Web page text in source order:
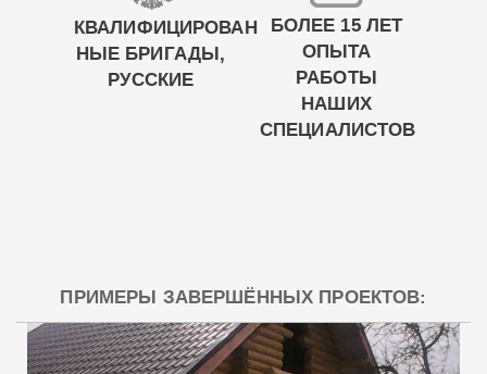
КВАЛИФИЦИРОВАН
НЫЕ БРИГАДЫ,
РУССКИЕ
БОЛЕЕ 15 ЛЕТ
ОПЫТА
РАБОТЫ
НАШИХ
СПЕЦИАЛИСТОВ
ПРИМЕРЫ ЗАВЕРШЁННЫХ ПРОЕКТОВ: